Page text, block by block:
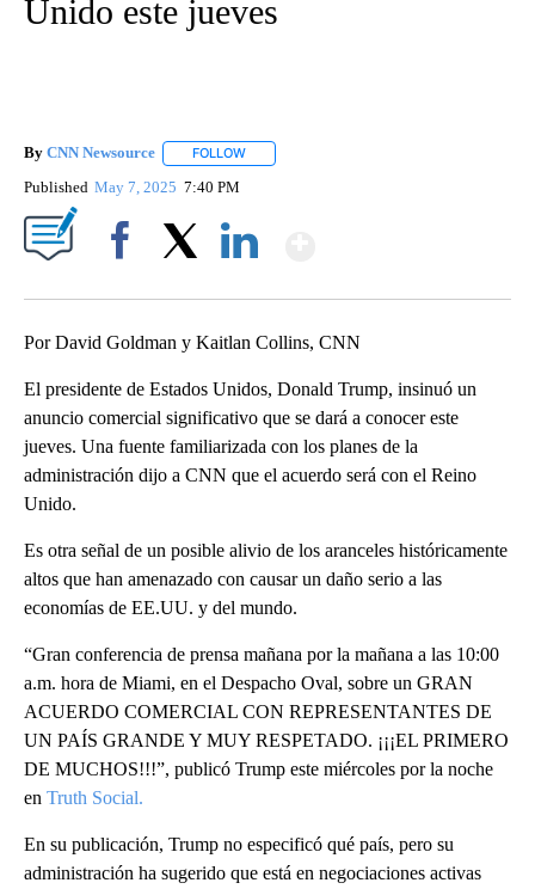
Unido este jueves
By CNN Newsource FOLLOW
Published May 7, 2025 7:40 PM
Por David Goldman y Kaitlan Collins, CNN
El presidente de Estados Unidos, Donald Trump, insinuó un
anuncio comercial significativo que se dará a conocer este
jueves. Una fuente familiarizada con los planes de la
administración dijo a CNN que el acuerdo será con el Reino
Unido.
Es otra señal de un posible alivio de los aranceles históricamente
altos que han amenazado con causar un daño serio a las
economías de EE.UU. y del mundo.
“Gran conferencia de prensa mañana por la mañana a las 10:00
a.m. hora de Miami, en el Despacho Oval, sobre un GRAN
ACUERDO COMERCIAL CON REPRESENTANTES DE
UN PAÍS GRANDE Y MUY RESPETADO. ¡¡¡EL PRIMERO
DE MUCHOS!!!”, publicó Trump este miércoles por la noche
en Truth Social.
En su publicación, Trump no especificó qué país, pero su
administración ha sugerido que está en negociaciones activas